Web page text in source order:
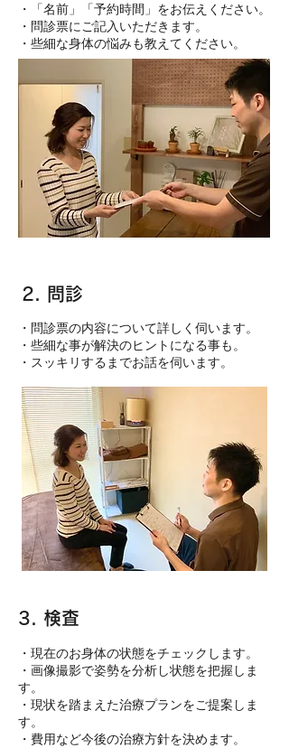
​・「名前」「予約時間」をお伝えください。
・問診票にご記入いただきます。
​・些細な身体の悩みも教えてください。
2. 問診
​・問診票の内容について詳しく伺います。
・些細な事が解決のヒントになる事も。
・スッキリするまでお話を伺います。
3. 検査
​・現在のお身体の状態をチェックします。
・画像撮影で姿勢を分析し状態を把握しま
す。
・現状を踏まえた治療プランをご提案しま
す。
・費用など今後の治療方針を決めます。